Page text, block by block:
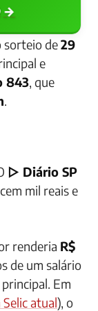
→
sorteio de29
e
843, que
.
▷ Diário SP
mil reais e
renderia R$
de um salário
Em
atual), o